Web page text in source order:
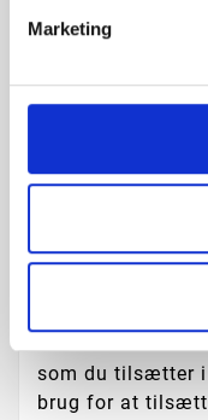
Marketing
En
det tørre ved
temperatur ved
Der er ikke
Du kan dosere
som du tilsætter i
brug for at